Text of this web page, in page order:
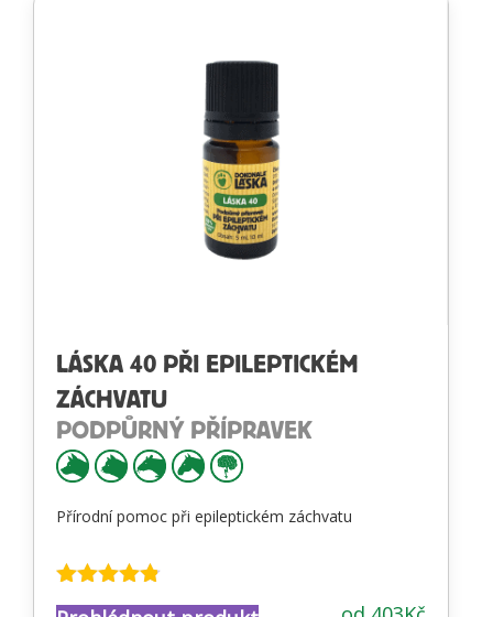
LÁSKA 40 PŘI EPILEPTICKÉM
ZÁCHVATU
PODPŮRNÝ PŘÍPRAVEK
Přírodní pomoc při epileptickém záchvatu
Hodnocení